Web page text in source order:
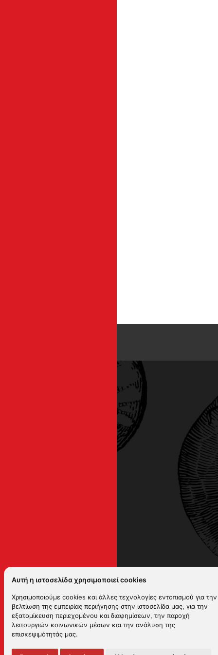
Αυτή η ιστοσελίδα χρησιμοποιεί cookies
Χρησιμοποιούμε cookies και άλλες τεχνολογίες εντοπισμού για την
βελτίωση της εμπειρίας περιήγησης στην ιστοσελίδα μας, για την
εξατομίκευση περιεχομένου και διαφημίσεων, την παροχή
λειτουργιών κοινωνικών μέσων και την ανάλυση της
επισκεψιμότητάς μας.
2026 KYKNOS. All rights